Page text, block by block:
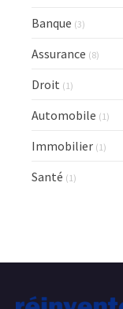
Banque (3)
Assurance (8)
Droit (1)
Automobile (1)
Immobilier (1)
Santé (1)